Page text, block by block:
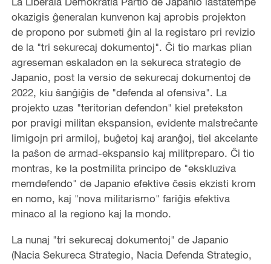
okazigis ĝeneralan kunvenon kaj aprobis projekton
de propono por submeti ĝin al la registaro pri revizio
de la "tri sekurecaj dokumentoj". Ĉi tio markas plian
agreseman eskaladon en la sekureca strategio de
Japanio, post la versio de sekurecaj dokumentoj de
2022, kiu ŝanĝiĝis de "defenda al ofensiva". La
projekto uzas "teritorian defendon" kiel pretekston
por pravigi militan ekspansion, evidente malstreĉante
limigojn pri armiloj, buĝetoj kaj aranĝoj, tiel akcelante
la paŝon de armad-ekspansio kaj militpreparo. Ĉi tio
montras, ke la postmilita principo de "ekskluziva
memdefendo" de Japanio efektive ĉesis ekzisti krom
en nomo, kaj "nova militarismo" fariĝis efektiva
minaco al la regiono kaj la mondo.
La nunaj "tri sekurecaj dokumentoj" de Japanio
(Nacia Sekureca Strategio, Nacia Defenda Strategio,